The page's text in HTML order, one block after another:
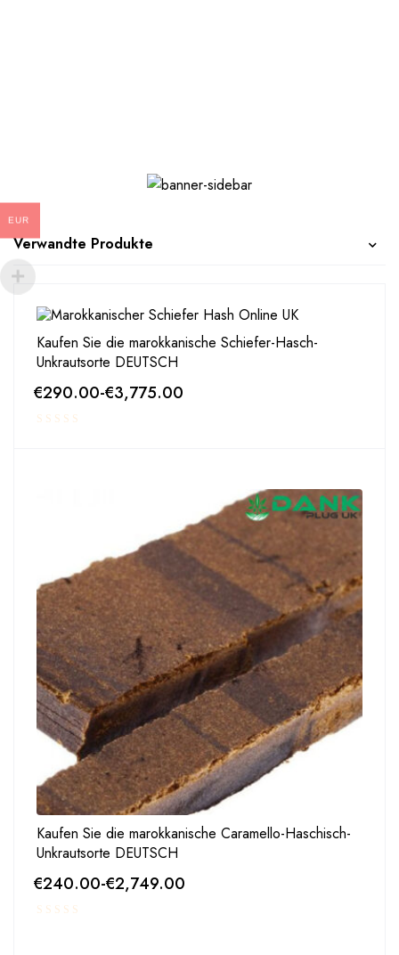
Verwandte Produkte
Kaufen Sie die marokkanische Schiefer-Hasch-
Unkrautsorte DEUTSCH
€290.00-€3,775.00
Kaufen Sie die marokkanische Caramello-Haschisch-
Unkrautsorte DEUTSCH
€240.00-€2,749.00
EUR